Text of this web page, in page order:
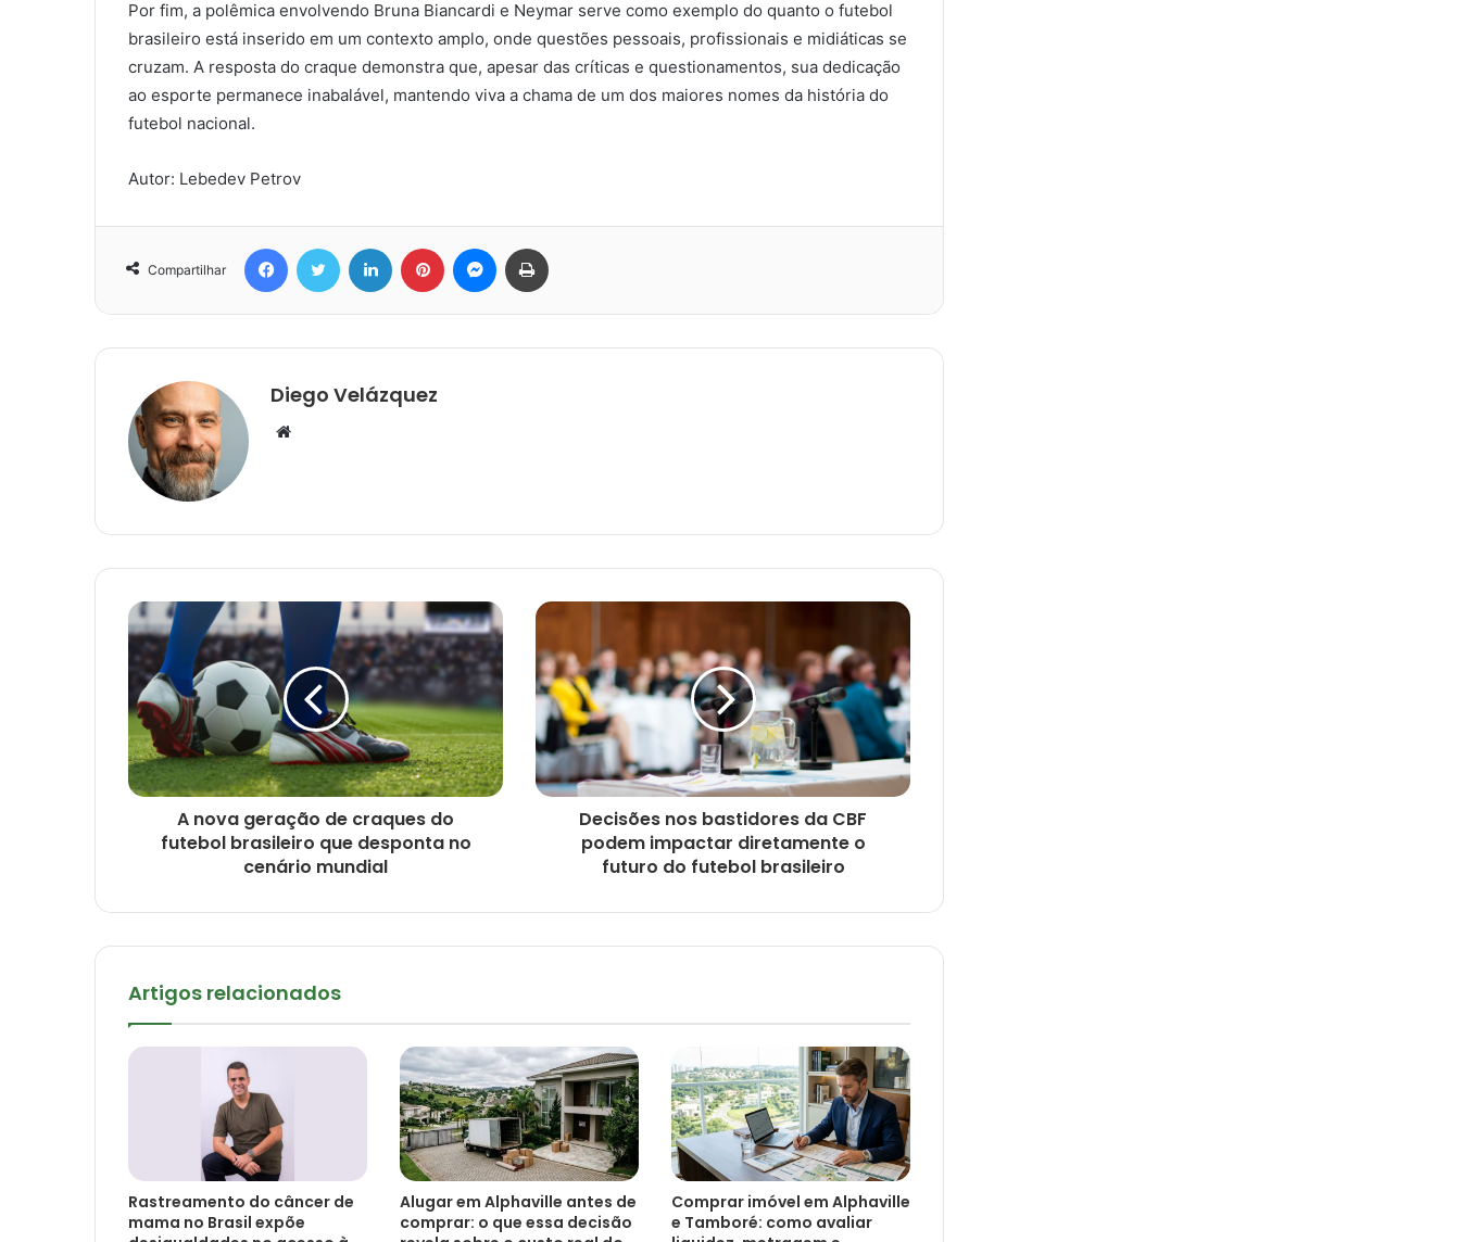
Por fim, a polêmica envolvendo Bruna Biancardi e Neymar serve como exemplo do quanto o futebol
brasileiro está inserido em um contexto amplo, onde questões pessoais, profissionais e midiáticas se
cruzam. A resposta do craque demonstra que, apesar das críticas e questionamentos, sua dedicação
ao esporte permanece inabalável, mantendo viva a chama de um dos maiores nomes da história do
futebol nacional.
Autor: Lebedev Petrov
Compartilhar
FacebookTwitter Linkedin Pinterest Messenger
Diego Velázquez
Website
A nova geração de craques do
futebol brasileiro que desponta no
cenário mundial
Decisões nos bastidores da CBF
podem impactar diretamente o
futuro do futebol brasileiro
Artigos relacionados
Rastreamento do câncer de
mama no Brasil expõe
Alugar em Alphaville antes de
comprar: o que essa decisão
Comprar imóvel em Alphaville
e Tamboré: como avaliar